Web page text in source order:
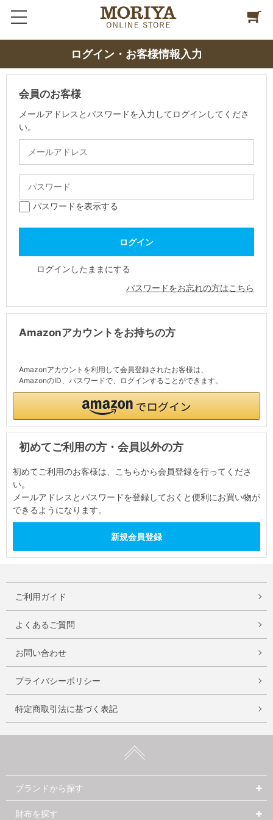
ログイン・お客様情報入力
会員のお客様
メールアドレスとパスワードを入力してログインしてくださ
い。
パスワードを表示する
ログインしたままにする
パスワードをお忘れの方はこちら
Amazonアカウントをお持ちの方
Amazonアカウントを利用して会員登録されたお客様は、
AmazonのID、パスワードで、ログインすることができます。
初めてご利用の方・会員以外の方
初めてご利用のお客様は、こちらから会員登録を行ってくださ
い。
メールアドレスとパスワードを登録しておくと便利にお買い物が
できるようになります。
ご利用ガイド
よくあるご質問
お問い合わせ
プライバシーポリシー
特定商取引法に基づく表記
ブランドから探す
財布を探す